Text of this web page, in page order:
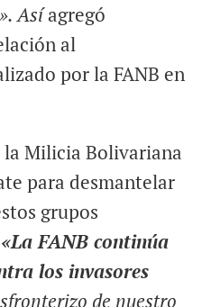
Asíagregó
al
por la FANB en
la Milicia Bolivariana
para desmantelar
grupos
«La FANB continúa
los invasores
de nuestro